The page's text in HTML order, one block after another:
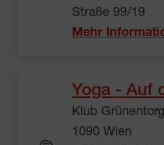
Straße 99/19
Mehr
Yoga - Auf
Klub
1090 Wien